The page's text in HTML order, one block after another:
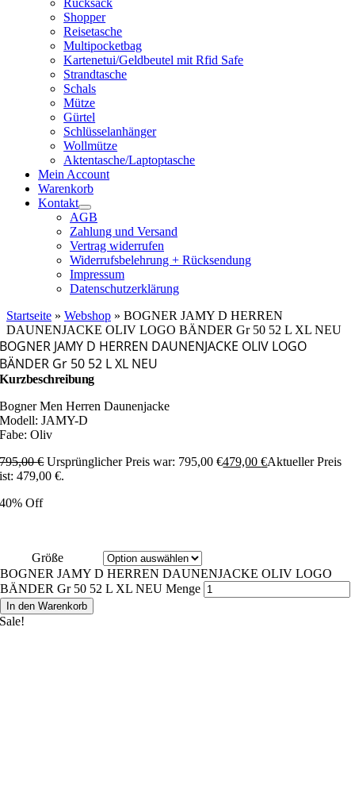
Rucksack
Shopper
Reisetasche
Multipocketbag
Kartenetui/Geldbeutel mit Rfid Safe
Strandtasche
Schals
Mütze
Gürtel
Schlüsselanhänger
Wollmütze
Aktentasche/Laptoptasche
Mein Account
Warenkorb
Kontakt
AGB
Zahlung und Versand
Vertrag widerrufen
Widerrufsbelehrung + Rücksendung
Impressum
Datenschutzerklärung
Startseite » Webshop » BOGNER JAMY D HERREN
DAUNENJACKE OLIV LOGO BÄNDER Gr 50 52 L XL NEU
BOGNER JAMY D HERREN DAUNENJACKE OLIV LOGO
BÄNDER Gr 50 52 L XL NEU
Kurzbeschreibung
Bogner Men Herren Daunenjacke
Modell: JAMY-D
Fabe: Oliv
795,00€ Ursprünglicher Preis war: 795,00 €479,00€Aktueller Preis
ist: 479,00 €.
40% Off
Größe
BOGNER JAMY D HERREN DAUNENJACKE OLIV LOGO
BÄNDER Gr 50 52 L XL NEU Menge
In den Warenkorb
Sale!